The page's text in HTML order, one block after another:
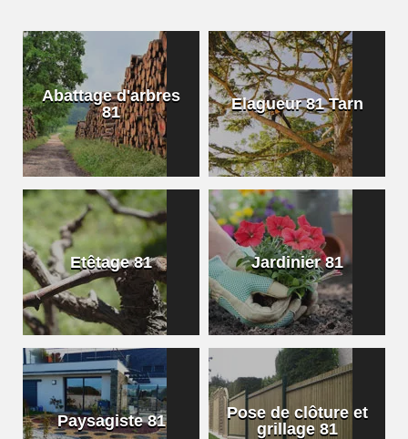
Abattage d'arbres
81
Elagueur 81 Tarn
Etêtage 81 Jardinier 81
Paysagiste 81
Pose de clôture et
grillage 81